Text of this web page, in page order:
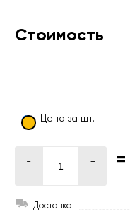
Стоимость
Цена за шт.
- + =
Доставка